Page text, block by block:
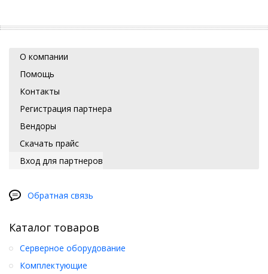
О компании
Помощь
Контакты
Регистрация партнера
Вендоры
Скачать прайс
Вход для партнеров
Обратная связь
Каталог товаров
Серверное оборудование
Комплектующие